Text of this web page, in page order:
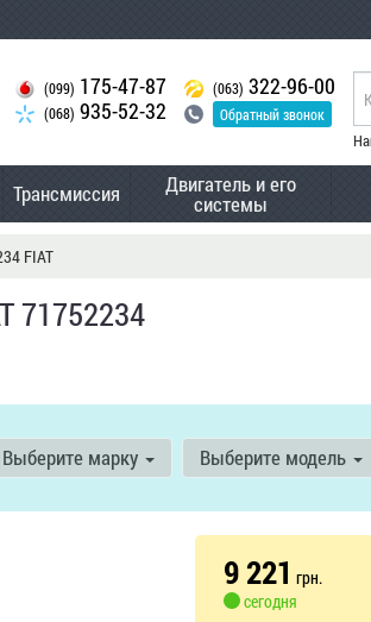
(099) 175-47-87
(068) 935-52-32
(063) 322-96-00
Обратный звонок
Трансмиссия Двигатель и его
системы
FIAT
71752234
Выберите марку Выберите модель
9 221 грн.
сегодня